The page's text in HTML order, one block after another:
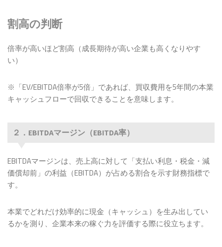
割高の判断
倍率が高いほど割高（成長期待が高い企業も高くなりやす
い）
※「EV/EBITDA倍率が5倍」であれば、買収費用を5年間の本業
キャッシュフローで回収できることを意味します。
２．EBITDAマージン（EBITDA率）
EBITDAマージンは、売上高に対して「支払い利息・税金・減
価償却前」の利益（EBITDA）が占める割合を示す財務指標で
す。
本業でどれだけ効率的に現金（キャッシュ）を生み出してい
るかを測り、企業本来の稼ぐ力を評価する際に役立ちます。